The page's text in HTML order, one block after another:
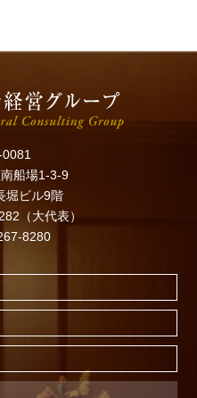
船場1-3-9
堀ビル9階
（大代表）
8280